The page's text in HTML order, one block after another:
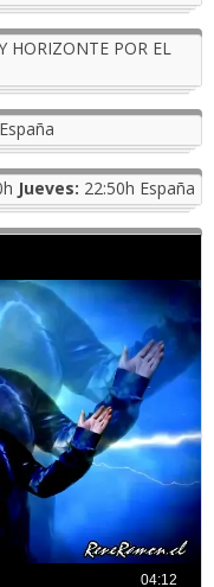
HORIZONTE POR EL
Jueves: 22:50h España